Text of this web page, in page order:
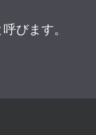
びます。